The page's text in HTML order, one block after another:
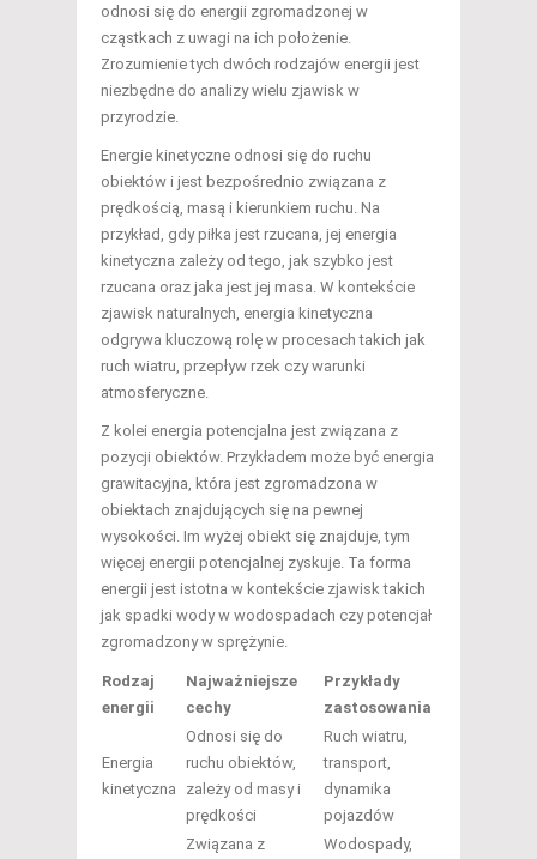
odnosi się do energii zgromadzonej w
cząstkach z uwagi na ich położenie.
Zrozumienie tych dwóch rodzajów energii jest
niezbędne do analizy wielu zjawisk w
przyrodzie.
Energie kinetyczne odnosi się do ruchu
obiektów i jest bezpośrednio związana z
prędkością, masą i kierunkiem ruchu. Na
przykład, gdy piłka jest rzucana, jej energia
kinetyczna zależy od tego, jak szybko jest
rzucana oraz jaka jest jej masa. W kontekście
zjawisk naturalnych, energia kinetyczna
odgrywa kluczową rolę w procesach takich jak
ruch wiatru, przepływ rzek czy warunki
atmosferyczne.
Z kolei energia potencjalna jest związana z
pozycji obiektów. Przykładem może być energia
grawitacyjna, która jest zgromadzona w
obiektach znajdujących się na pewnej
wysokości. Im wyżej obiekt się znajduje, tym
więcej energii potencjalnej zyskuje. Ta forma
energii jest istotna w kontekście zjawisk takich
jak spadki wody w wodospadach czy potencjał
zgromadzony w sprężynie.
Rodzaj
energii
Najważniejsze
cechy
Przykłady
zastosowania
Energia
kinetyczna
Odnosi się do
ruchu obiektów,
zależy od masy i
prędkości
Ruch wiatru,
transport,
dynamika
pojazdów
Związana z
Wodospady,